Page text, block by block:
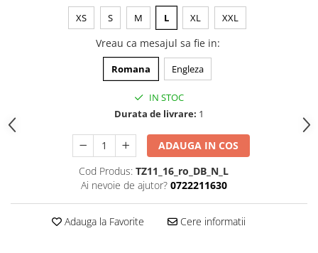
Tricouri motociclisti
Tricouri biciclisti BMX
Tricouri biciclisti downhill
Tricouri skateboard
Tricouri sport/fitness
Tricouri yoga
XS S M L XL XXL
Vreau ca mesajul sa fie in:
Romana Engleza
IN STOC
Durata de livrare: 1
ADAUGA IN COS
Cod Produs: TZ11_16_ro_DB_N_L
Ai nevoie de ajutor? 0722211630
Adauga la Favorite Cere informatii